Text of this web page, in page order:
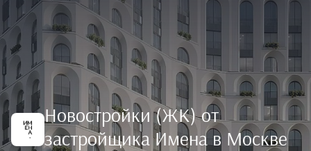
Новостройки (ЖК) от
застройщика Имена в Москве